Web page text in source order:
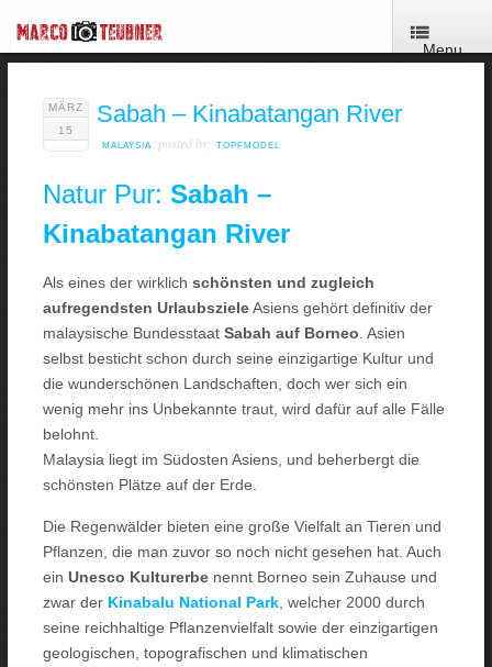
Menu
MÄRZ
15
Sabah – Kinabatangan River
MALAYSIA posted by TOPFMODEL
Natur Pur: Sabah –
Kinabatangan River
Als eines der wirklich schönsten und zugleich
aufregendsten UrlaubszieleAsiens gehört definitiv der
malaysische BundesstaatSabah auf Borneo . Asien
selbst besticht schon durch seine einzigartige Kultur und
die wunderschönen Landschaften, doch wer sich ein
wenig mehr ins Unbekannte traut, wird dafür auf alle Fälle
belohnt.
Malaysia liegt im Südosten Asiens, und beherbergt die
schönsten Plätze auf der Erde.
Die Regenwälder bieten eine große Vielfalt an Tieren und
Pflanzen, die man zuvor so noch nicht gesehen hat. Auch
ein Unesco Kulturerbenennt Borneo sein Zuhause und
zwar der Kinabalu National Park, welcher 2000 durch
seine reichhaltige Pflanzenvielfalt sowie der einzigartigen
geologischen, topografischen und klimatischen